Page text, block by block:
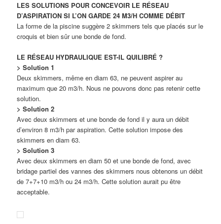
LES SOLUTIONS POUR CONCEVOIR LE RÉSEAU
D’ASPIRATION SI L’ON GARDE 24 M3/H COMME DÉBIT
La forme de la piscine suggère 2 skimmers tels que placés sur le
croquis et bien sûr une bonde de fond.
LE RÉSEAU HYDRAULIQUE EST-IL QUILIBRÉ ?
> Solution 1
Deux skimmers, même en diam 63, ne peuvent aspirer au
maximum que 20 m3/h. Nous ne pouvons donc pas retenir cette
solution.
> Solution 2
Avec deux skimmers et une bonde de fond il y aura un débit
d’environ 8 m3/h par aspiration. Cette solution impose des
skimmers en diam 63.
> Solution 3
Avec deux skimmers en diam 50 et une bonde de fond, avec
bridage partiel des vannes des skimmers nous obtenons un débit
de 7+7+10 m3/h ou 24 m3/h. Cette solution aurait pu être
acceptable.